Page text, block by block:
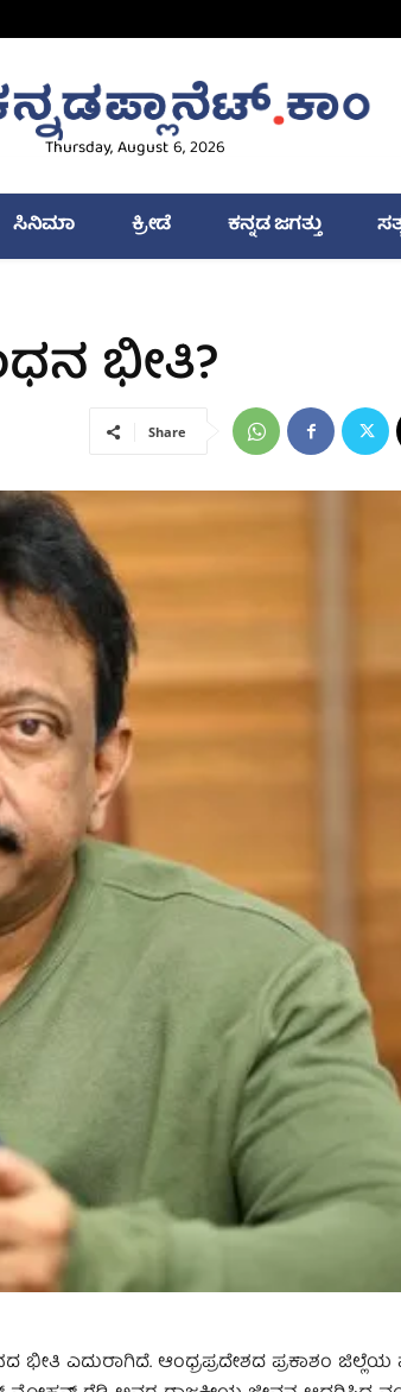
Thursday, August 6, 2026
ಸಿನಿಮಾ ಕ್ರೀಡೆ ಕನ್ನಡ ಜಗತ್ತು
ಭೀತಿ?
Share
ಎದುರಾಗಿದೆ. ಆಂಧ್ರಪ್ರದೇಶದ ಪ್ರಕಾಶಂ ಜಿಲ್ಲೆಯ